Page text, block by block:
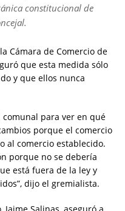
constitucional de
Cámara de Comercio de
que esta medida sólo
y que ellos nunca
comunal para ver en qué
porque el comercio
al comercio establecido.
porque no se debería
está fuera de la ley y
dijo el gremialista.